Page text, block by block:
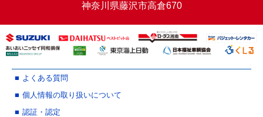
神奈川県藤沢市高倉670
よくある質問
個人情報の取り扱いについて
認証・認定